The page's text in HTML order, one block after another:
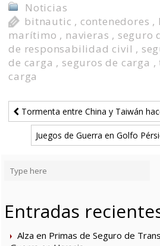
Noticias
bitnautic , contenedores ,
marítimo , navieras , seguro
de responsabilidad civil ,
de carga , seguros de carga ,
carga
Tormenta entre China y Taiwán
Juegos de Guerra en Golfo
Entradas
Alza en Primas de Seguro de